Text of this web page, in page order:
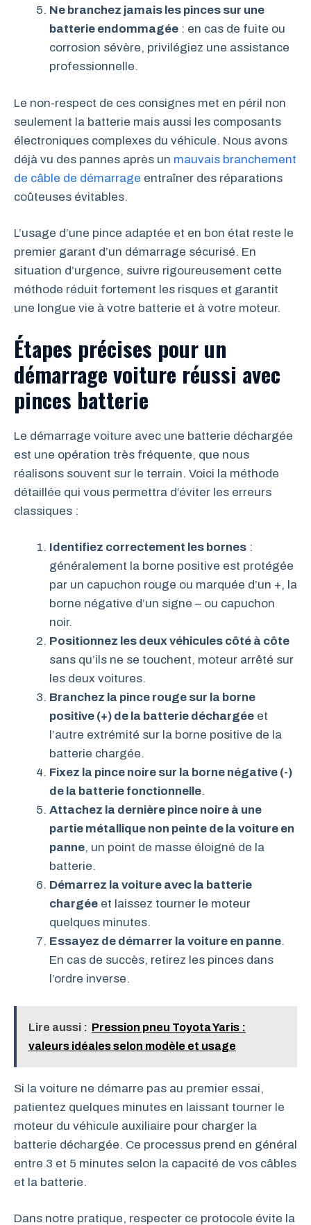
Ne branchez jamais les pinces sur une
batterie endommagée : en cas de fuite ou
corrosion sévère, privilégiez une assistance
professionnelle.
Le non-respect de ces consignes met en péril non
seulement la batterie mais aussi les composants
électroniques complexes du véhicule. Nous avons
déjà vu des pannes après un mauvais branchement
de câble de démarrage entraîner des réparations
coûteuses évitables.
L’usage d’une pince adaptée et en bon état reste le
premier garant d’un démarrage sécurisé. En
situation d’urgence, suivre rigoureusement cette
méthode réduit fortement les risques et garantit
une longue vie à votre batterie et à votre moteur.
Étapes précises pour un
démarrage voiture réussi avec
pinces batterie
Le démarrage voiture avec une batterie déchargée
est une opération très fréquente, que nous
réalisons souvent sur le terrain. Voici la méthode
détaillée qui vous permettra d’éviter les erreurs
classiques :
Identifiez correctement les bornes :
généralement la borne positive est protégée
par un capuchon rouge ou marquée d’un +, la
borne négative d’un signe – ou capuchon
noir.
Positionnez les deux véhicules côté à côte
sans qu’ils ne se touchent, moteur arrêté sur
les deux voitures.
Branchez la pince rouge sur la borne
positive (+) de la batterie déchargée et
l’autre extrémité sur la borne positive de la
batterie chargée.
Fixez la pince noire sur la borne négative (-)
de la batterie fonctionnelle.
Attachez la dernière pince noire à une
partie métallique non peinte de la voiture en
panne, un point de masse éloigné de la
batterie.
Démarrez la voiture avec la batterie
chargée et laissez tourner le moteur
quelques minutes.
Essayez de démarrer la voiture en panne.
En cas de succès, retirez les pinces dans
l’ordre inverse.
Lire aussi : Pression pneu Toyota Yaris :
valeurs idéales selon modèle et usage
Si la voiture ne démarre pas au premier essai,
patientez quelques minutes en laissant tourner le
moteur du véhicule auxiliaire pour charger la
batterie déchargée. Ce processus prend en général
entre 3 et 5 minutes selon la capacité de vos câbles
et la batterie.
Dans notre pratique, respecter ce protocole évite la